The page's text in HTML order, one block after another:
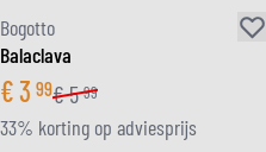
Bogotto
Balaclava
€3 99€5 99
33% korting op adviesprijs